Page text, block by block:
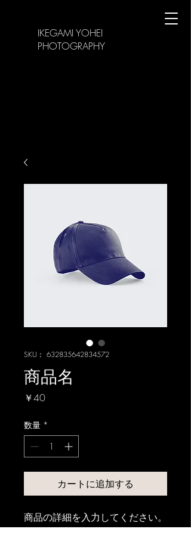
IKEGAMI YOHEI
PHOTOGRAPHY
SKU： 632835642834572
商品名
￥40価
数量 *
カートに追加する
商品の詳細を入力してください。
あなたの商品の特徴やおすすめの